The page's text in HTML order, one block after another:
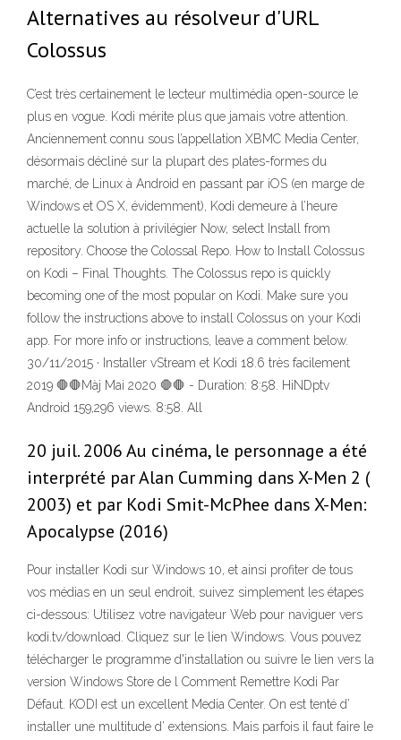
Alternatives au résolveur d'URL
Colossus
C’est très certainement le lecteur multimédia open-source le
plus en vogue. Kodi mérite plus que jamais votre attention.
Anciennement connu sous l’appellation XBMC Media Center,
désormais décliné sur la plupart des plates-formes du
marché, de Linux à Android en passant par iOS (en marge de
Windows et OS X, évidemment), Kodi demeure à l’heure
actuelle la solution à privilégier Now, select Install from
repository. Choose the Colossal Repo. How to Install Colossus
on Kodi – Final Thoughts. The Colossus repo is quickly
becoming one of the most popular on Kodi. Make sure you
follow the instructions above to install Colossus on your Kodi
app. For more info or instructions, leave a comment below.
30/11/2015 · Installer vStream et Kodi 18.6 très facilement
2019 🛑🛑Màj Mai 2020 🛑🛑 - Duration: 8:58. HiNDptv
Android 159,296 views. 8:58. All
20 juil. 2006 Au cinéma, le personnage a été
interprété par Alan Cumming dans X-Men 2 (
2003) et par Kodi Smit-McPhee dans X-Men:
Apocalypse (2016)
Pour installer Kodi sur Windows 10, et ainsi profiter de tous
vos médias en un seul endroit, suivez simplement les étapes
ci-dessous: Utilisez votre navigateur Web pour naviguer vers
kodi.tv/download. Cliquez sur le lien Windows. Vous pouvez
télécharger le programme d'installation ou suivre le lien vers la
version Windows Store de l Comment Remettre Kodi Par
Défaut. KODI est un excellent Media Center. On est tenté d’
installer une multitude d’ extensions. Mais parfois il faut faire le